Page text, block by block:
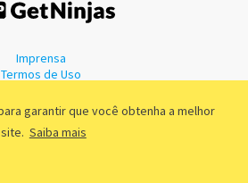
garantir que você obtenha a melhor
Saiba mais
Imprensa
Termos de Uso
CNPJ 55.744.877/0001-89 - Rua Dr.